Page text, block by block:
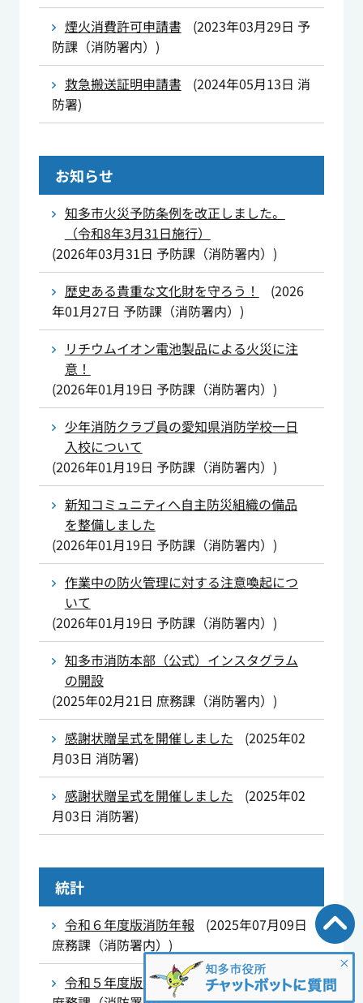
煙火消費許可申請書
(2023年03月29日 予
防課（消防署内） )
救急搬送証明申請書
(2024年05月13日 消
防署)
お知らせ
知多市火災予防条例を改正しました。
（令和8年3月31日施行）
(2026年03月31日 予防課（消防署内） )
歴史ある貴重な文化財を守ろう！
(2026
年01月27日 予防課（消防署内） )
リチウムイオン電池製品による火災に注
意！
(2026年01月19日 予防課（消防署内） )
少年消防クラブ員の愛知県消防学校一日
入校について
(2026年01月19日 予防課（消防署内） )
新知コミュニティへ自主防災組織の備品
を整備しました
(2026年01月19日 予防課（消防署内） )
作業中の防火管理に対する注意喚起につ
いて
(2026年01月19日 予防課（消防署内） )
知多市消防本部（公式）インスタグラム
の開設
(2025年02月21日 庶務課（消防署内） )
感謝状贈呈式を開催しました
(2025年02
月03日 消防署)
感謝状贈呈式を開催しました
(2025年02
月03日 消防署)
統計
令和６年度版消防年報 (2025年07月09日
庶務課（消防署内） )
令和５年度版消防年報
(2024年06月27日